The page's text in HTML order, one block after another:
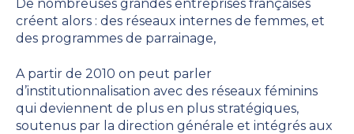
De nombreuses grandes entreprises françaises
créent alors : des réseaux internes de femmes, et
des programmes de parrainage,
A partir de 2010 on peut parler
d’institutionnalisation avec des réseaux féminins
qui deviennent de plus en plus stratégiques,
soutenus par la direction générale et intégrés aux